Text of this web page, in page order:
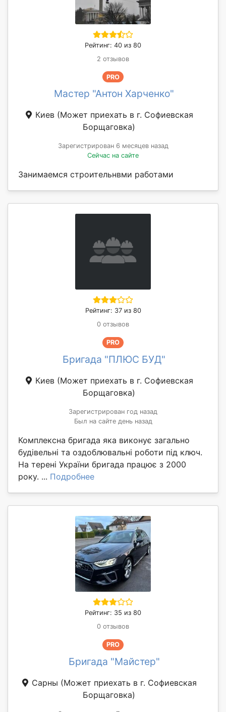
Рейтинг: 40 из 80
2 отзывов
PRO
Мастер "Антон Харченко"
Киев (Может приехать в г. Софиевская
Борщаговка)
Зарегистрирован 6 месяцев назад
Сейчас на сайте
Занимаемся строительнвми работами
Рейтинг: 37 из 80
0 отзывов
PRO
Бригада "ПЛЮС БУД"
Киев (Может приехать в г. Софиевская
Борщаговка)
Зарегистрирован год назад
Был на сайте день назад
Комплексна бригада яка виконує загально
будівельні та оздоблювальні роботи під ключ.
На терені України бригада працює з 2000
року. ... Подробнее
Рейтинг: 35 из 80
0 отзывов
PRO
Бригада "Майстер"
Сарны (Может приехать в г. Софиевская
Борщаговка)